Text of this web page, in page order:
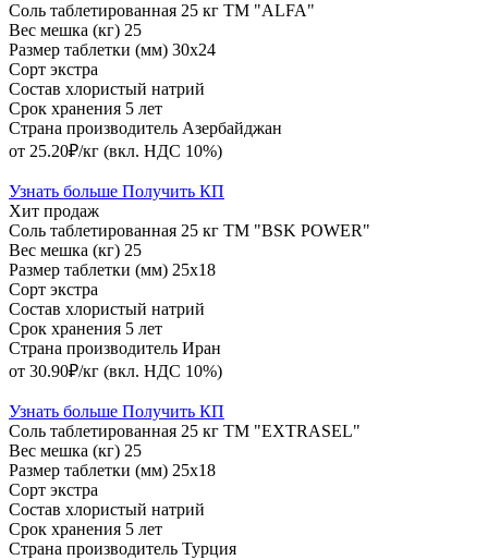
Соль таблетированная 25 кг ТМ "ALFA"
Вес мешка (кг) 25
Размер таблетки (мм) 30х24
Сорт экстра
Состав хлористый натрий
Срок хранения 5 лет
Страна производитель Азербайджан
от 25.20₽/кг (вкл. НДС 10%)
Узнать больше Получить КП
Хит продаж
Соль таблетированная 25 кг ТМ "BSK POWER"
Вес мешка (кг) 25
Размер таблетки (мм) 25х18
Сорт экстра
Состав хлористый натрий
Срок хранения 5 лет
Страна производитель Иран
от 30.90₽/кг (вкл. НДС 10%)
Узнать больше Получить КП
Соль таблетированная 25 кг ТМ "EXTRASEL"
Вес мешка (кг) 25
Размер таблетки (мм) 25х18
Сорт экстра
Состав хлористый натрий
Срок хранения 5 лет
Страна производитель Турция